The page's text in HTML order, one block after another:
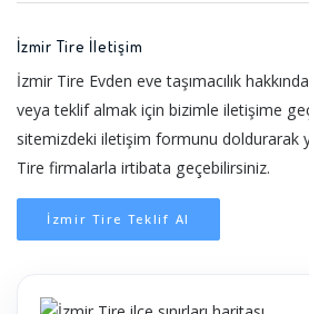
İzmir Tire İletişim
İzmir Tire Evden eve taşımacılık
veya teklif almak için bizimle iletişime
sitemizdeki iletişim formunu doldurarak
Tire firmalarla irtibata geçebilirsiniz.
İzmir Tire Teklif Al